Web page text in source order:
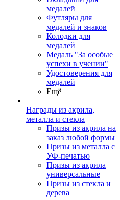
медалей
Футляры для
медалей и знаков
Колодки для
медалей
Медаль "За особые
успехи в учении"
Удостоверения для
медалей
Ещё
Награды из акрила,
металла и стекла
Призы из акрила на
заказ любой формы
Призы из металла с
УФ-печатью
Призы из акрила
универсальные
Призы из стекла и
дерева